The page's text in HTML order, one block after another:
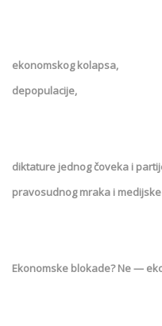
ekonomskog kolapsa,
depopulacije,
diktature jednog čoveka i
pravosudnog mraka i
Ekonomske blokade? Ne —